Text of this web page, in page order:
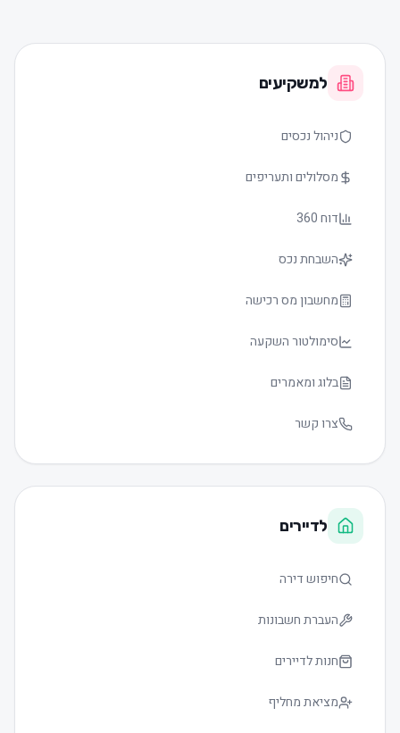
למשקיעים
ניהול נכסים
מסלולים ותעריפים
דוח 360
השבחת נכס
מחשבון מס רכישה
סימולטור השקעה
בלוג ומאמרים
צרו קשר
לדיירים
חיפוש דירה
העברת חשבונות
חנות לדיירים
מציאת מחליף